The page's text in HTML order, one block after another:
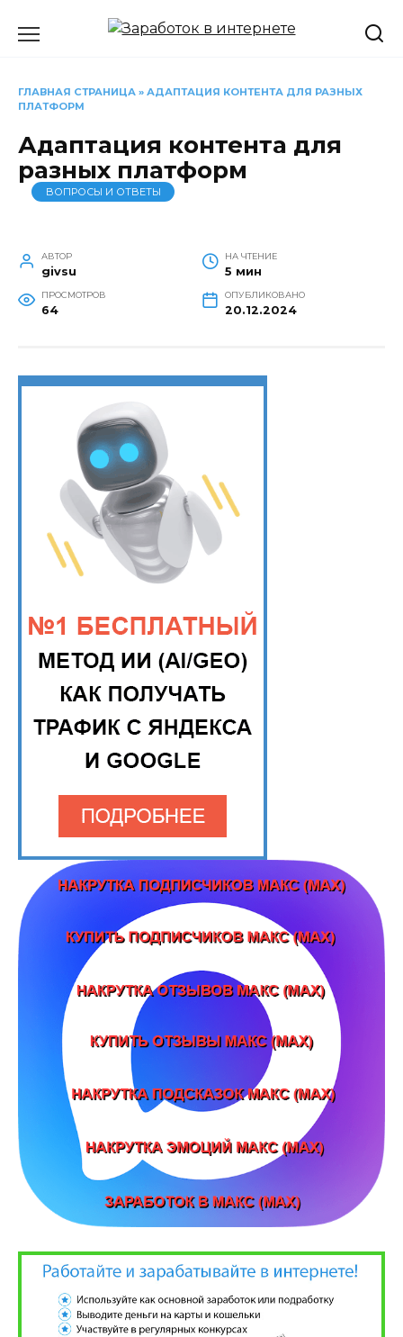
ГЛАВНАЯ СТРАНИЦА » АДАПТАЦИЯ КОНТЕНТА ДЛЯ РАЗНЫХ
ПЛАТФОРМ
Адаптация контента для
разных платформ
ВОПРОСЫ И ОТВЕТЫ
АВТОР
givsu
НА ЧТЕНИЕ
5 мин
ПРОСМОТРОВ
64
ОПУБЛИКОВАНО
20.12.2024